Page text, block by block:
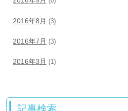
2016年8月 (3)
2016年7月 (3)
2016年3月 (1)
記事検索